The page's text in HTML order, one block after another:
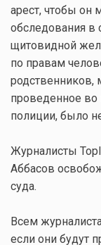
арест, чтобы он
обследования в
щитовидной
по правам
родственников,
проведенное во
полиции, было
Журналисты
Аббасов
суда.
Всем
если они будут